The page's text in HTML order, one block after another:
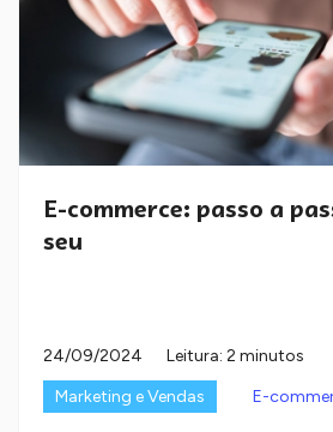
E-commerce: passo a
seu
24/09/2024
Leitura: 2 minutos
Marketing e Vendas
E-